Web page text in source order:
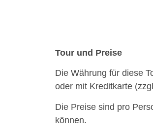
Tour und Preise
Die Währung für diese
oder mit Kreditkarte
Die Preise sind pro
können.